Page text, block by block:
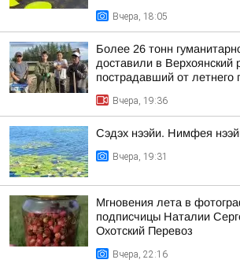
Вчера, 18:05
Более 26 тонн
доставили в Верхоянский
пострадавший от летнего
Вчера, 19:36
Сэдэх нээйи. Нимфея
Вчера, 19:31
Мгновения лета в
подписчицы Наталии
Охотский Перевоз
Вчера, 22:16